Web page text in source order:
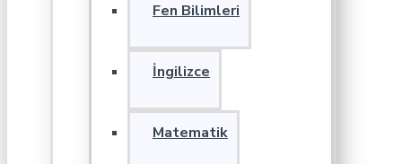
Fen Bilimleri
İngilizce
Matematik